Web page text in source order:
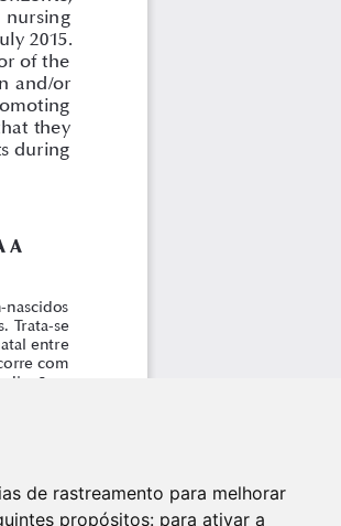
de rastreamento para melhorar
propósitos: para ativar a